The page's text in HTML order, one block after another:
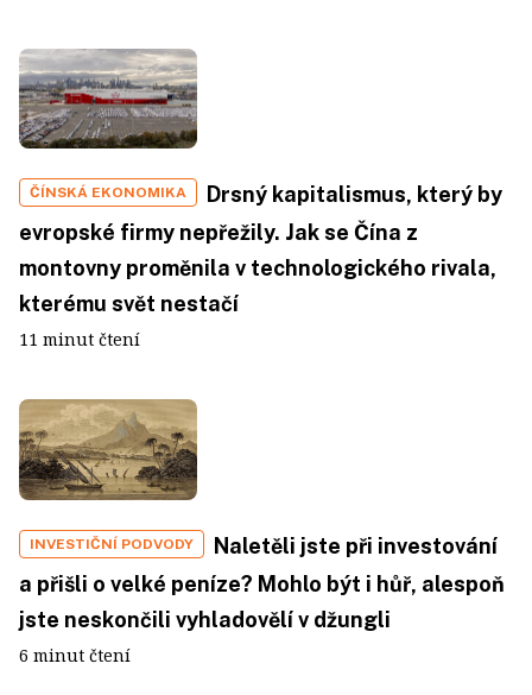
ČÍNSKÁ EKONOMIKA
Drsný kapitalismus, který by
evropské firmy nepřežily. Jak se Čína z
montovny proměnila v technologického rivala,
kterému svět nestačí
11 minut čtení
INVESTIČNÍ PODVODY
Naletěli jste při investování
a přišli o velké peníze? Mohlo být i hůř, alespoň
jste neskončili vyhladovělí v džungli
6 minut čtení